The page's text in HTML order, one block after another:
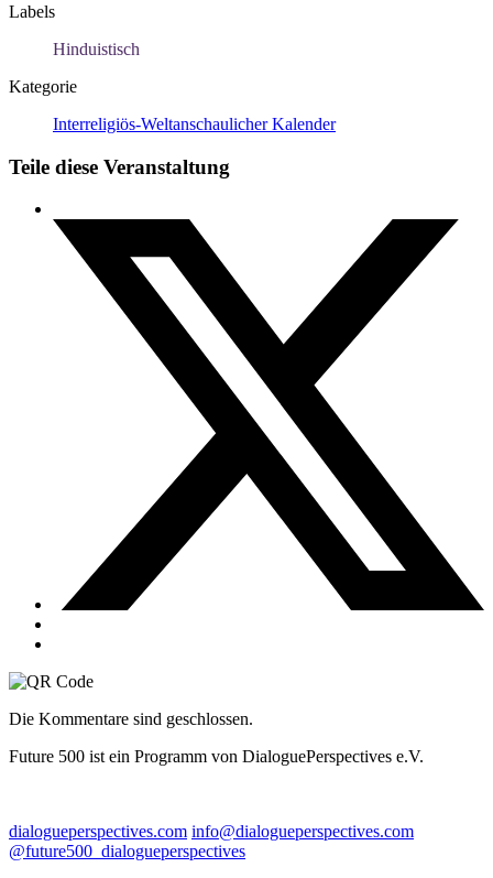
Labels
Hinduistisch
Kategorie
Interreligiös-Weltanschaulicher Kalender
Teile diese Veranstaltung
Die Kommentare sind geschlossen.
Future 500 ist ein Programm von DialoguePerspectives e.V.
dialogueperspectives.com info@dialogueperspectives.com
@future500_dialogueperspectives